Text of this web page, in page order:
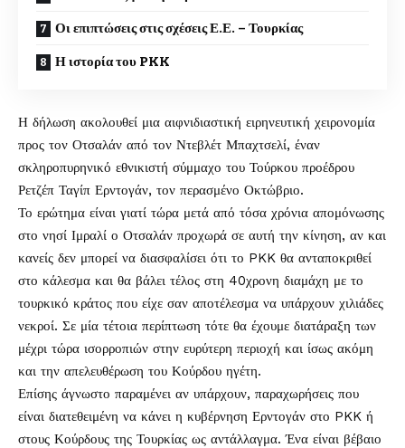
Οι επιπτώσεις στις σχέσεις Ε.Ε. – Τουρκίας
Η ιστορία του PKK
Η δήλωση ακολουθεί μια αιφνιδιαστική ειρηνευτική χειρονομία
προς τον Οτσαλάν από τον Ντεβλέτ Μπαχτσελί, έναν
σκληροπυρηνικό εθνικιστή σύμμαχο του Τούρκου προέδρου
Ρετζέπ Ταγίπ Ερντογάν, τον περασμένο Οκτώβριο.
Το ερώτημα είναι γιατί τώρα μετά από τόσα χρόνια απομόνωσης
στο νησί Ιμραλί ο Οτσαλάν προχωρά σε αυτή την κίνηση, αν και
κανείς δεν μπορεί να διασφαλίσει ότι το PKK θα ανταποκριθεί
στο κάλεσμα και θα βάλει τέλος στη 40χρονη διαμάχη με το
τουρκικό κράτος που είχε σαν αποτέλεσμα να υπάρχουν χιλιάδες
νεκροί. Σε μία τέτοια περίπτωση τότε θα έχουμε διατάραξη των
μέχρι τώρα ισορροπιών στην ευρύτερη περιοχή και ίσως ακόμη
και την απελευθέρωση του Κούρδου ηγέτη.
Επίσης άγνωστο παραμένει αν υπάρχουν, παραχωρήσεις που
είναι διατεθειμένη να κάνει η κυβέρνηση Ερντογάν στο PKK ή
στους Κούρδους της Τουρκίας ως αντάλλαγμα. Ένα είναι βέβαιο